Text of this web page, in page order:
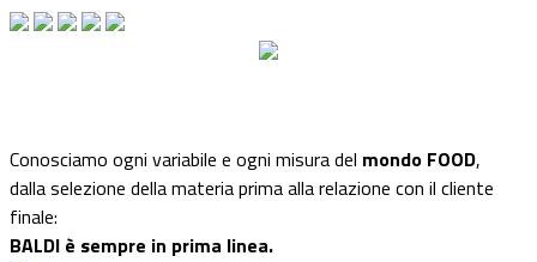
Conosciamo ogni variabile e ogni misura del mondo FOOD,
dalla selezione della materia prima alla relazione con il cliente
finale:
BALDI è sempre in prima linea.